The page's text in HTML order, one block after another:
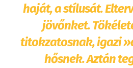
haját, a stílusát.
jövőnket.
titokzatosnak, igazi
hősnek. Aztán